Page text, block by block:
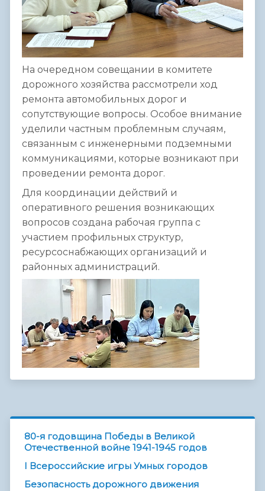
На очередном совещании в комитете
дорожного хозяйства рассмотрели ход
ремонта автомобильных дорог и
сопутствующие вопросы. Особое внимание
уделили частным проблемным случаям,
связанным с инженерными подземными
коммуникациями, которые возникают при
проведении ремонта дорог.
Для координации действий и
оперативного решения возникающих
вопросов создана рабочая группа с
участием профильных структур,
ресурсоснабжающих организаций и
районных администраций.
80-я годовщина Победы в Великой
Отечественной войне 1941-1945 годов
I Всероссийские игры Умных городов
Безопасность дорожного движения